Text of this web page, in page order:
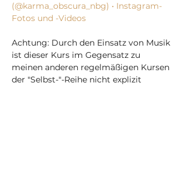
(@karma_obscura_nbg) • Instagram-
Fotos und -Videos
Achtung: Durch den Einsatz von Musik
ist dieser Kurs im Gegensatz zu
meinen anderen regelmäßigen Kursen
der "Selbst-"-Reihe nicht explizit